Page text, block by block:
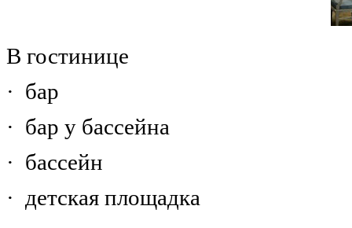
В гостинице
· бар
· бар у бассейна
· бассейн
· детская площадка